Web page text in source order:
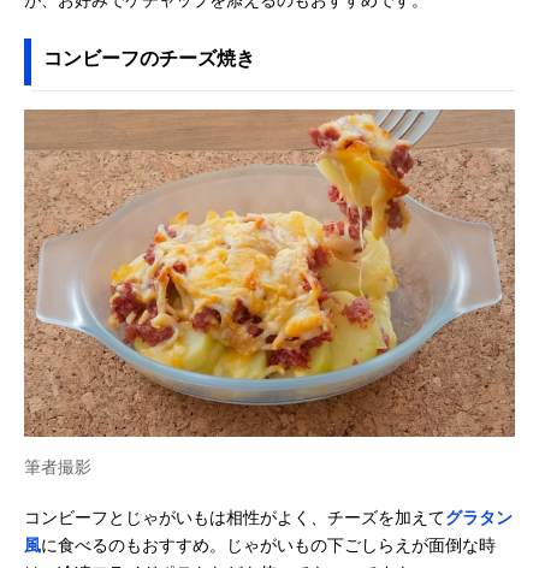
コンビーフのチーズ焼き
筆者撮影
コンビーフとじゃがいもは相性がよく、チーズを加えてグラタン
風に食べるのもおすすめ。じゃがいもの下ごしらえが面倒な時